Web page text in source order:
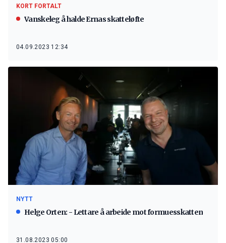
KORT FORTALT
Vanskeleg å halde Ernas skatteløfte
04.09.2023 12:34
NYTT
Helge Orten: - Lettare å arbeide mot formuesskatten
31.08.2023 05:00